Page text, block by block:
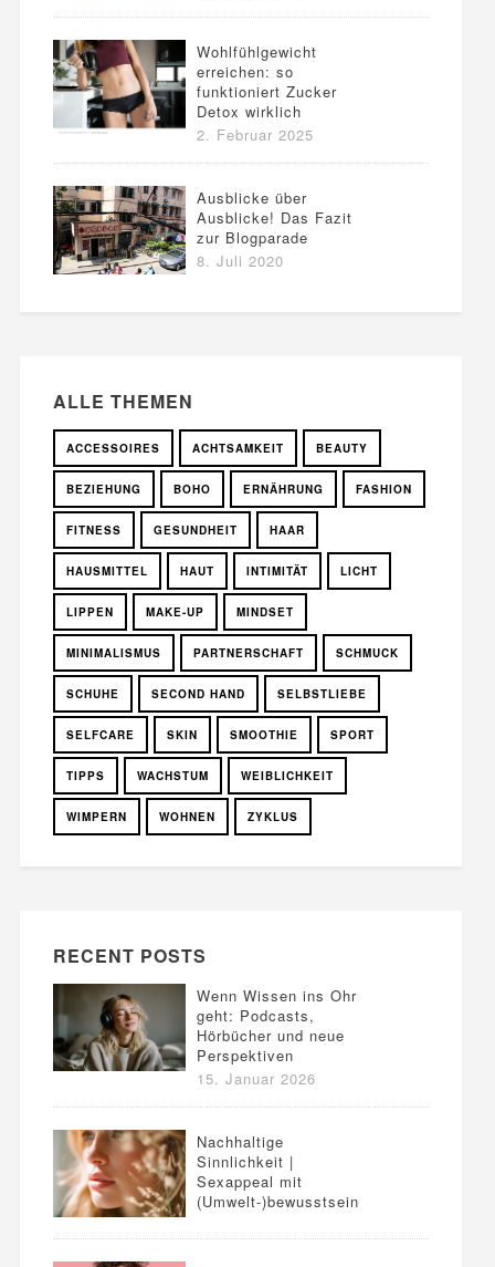
Wohlfühlgewicht
erreichen: so
funktioniert Zucker
Detox wirklich
2. Februar 2025
Ausblicke über
Ausblicke! Das Fazit
zur Blogparade
8. Juli 2020
ALLE THEMEN
ACCESSOIRES ACHTSAMKEIT BEAUTY
BEZIEHUNG BOHO ERNÄHRUNG FASHION
FITNESS GESUNDHEIT HAAR
HAUSMITTEL HAUT INTIMITÄT LICHT
LIPPEN MAKE-UP MINDSET
MINIMALISMUS PARTNERSCHAFT SCHMUCK
SCHUHE SECOND HAND SELBSTLIEBE
SELFCARE SKIN SMOOTHIE SPORT
TIPPS WACHSTUM WEIBLICHKEIT
WIMPERN WOHNEN ZYKLUS
RECENT POSTS
Wenn Wissen ins Ohr
geht: Podcasts,
Hörbücher und neue
Perspektiven
15. Januar 2026
Nachhaltige
Sinnlichkeit |
Sexappeal mit
(Umwelt-)bewusstsein